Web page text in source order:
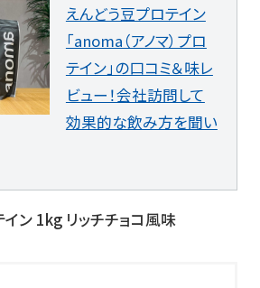
えんどう豆プロテイン
「anoma（アノマ）プロ
テイン」の口コミ＆味レ
ビュー！会社訪問して
効果的な飲み方を聞い
ン 1kg リッチチョコ風味